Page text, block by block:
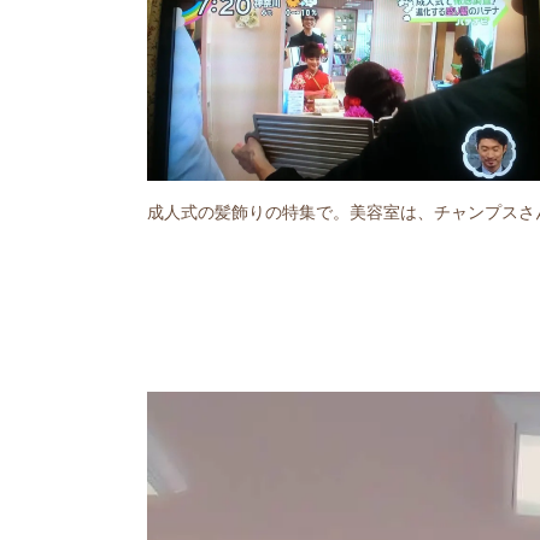
成人式の髪飾りの特集で。美容室は、チャンプスさ